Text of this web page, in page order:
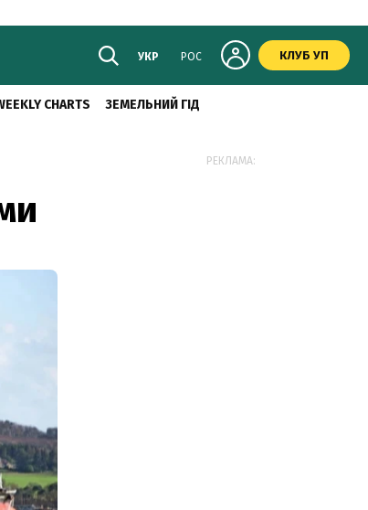
УКР РОС КЛУБ УП
CHARTS ЗЕМЕЛЬНИЙ ГІД
РЕКЛАМА: